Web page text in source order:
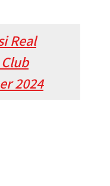
Real
2024